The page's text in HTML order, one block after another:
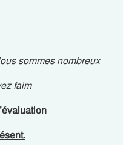
sommes nombreux
faim